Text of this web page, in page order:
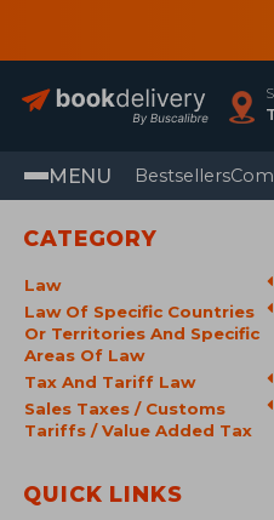
MENU Bestsellers
CATEGORY
Law
Law Of Specific Countries
Or Territories And Specific
Areas Of Law
Tax And Tariff Law
Sales Taxes / Customs
Tariffs / Value Added Tax
QUICK LINKS